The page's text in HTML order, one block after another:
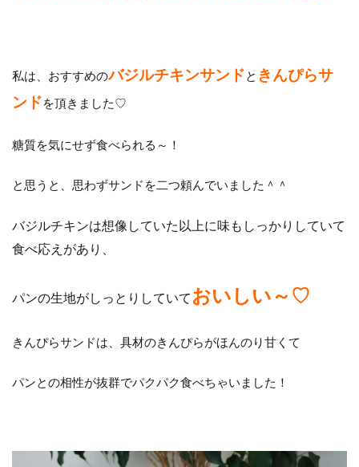
私は、おすすめのバジルチキンサンド と きんぴらサ
ンドを頂きました♡
糖質を気にせず食べられる～！
と思うと、思わずサンドを二つ頼んでいました＾＾
バジルチキンは想像していた以上に味もしっかりしていて
食べ応えがあり、
パンの生地がしっとりしていて おいしい～♡
きんぴらサンドは、具材のきんぴらがほんのり甘くて
パンとの相性が抜群でパクパク食べちゃいました！